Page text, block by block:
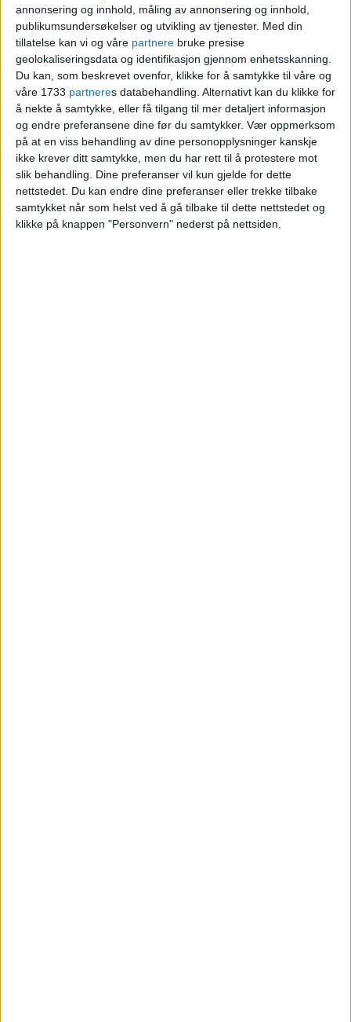
annonsering og innhold, måling av annonsering og innhold,
publikumsundersøkelser og utvikling av tjenester. Med din
tillatelse kan vi og våre partnere bruke presise
geolokaliseringsdata og identifikasjon gjennom enhetsskanning.
Du kan, som beskrevet ovenfor, klikke for å samtykke til våre og
våre 1733 partneres databehandling. Alternativt kan du klikke for
å nekte å samtykke, eller få tilgang til mer detaljert informasjon
og endre preferansene dine før du samtykker. Vær oppmerksom
på at en viss behandling av dine personopplysninger kanskje
ikke krever ditt samtykke, men du har rett til å protestere mot
slik behandling. Dine preferanser vil kun gjelde for dette
nettstedet. Du kan endre dine preferanser eller trekke tilbake
samtykket når som helst ved å gå tilbake til dette nettstedet og
klikke på knappen "Personvern" nederst på nettsiden.